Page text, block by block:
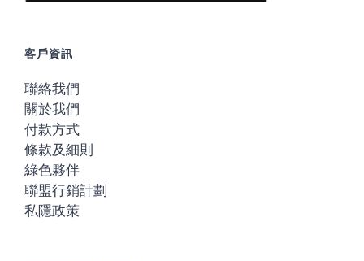
客戶資訊
聯絡我們
關於我們
付款方式
條款及細則
綠色夥伴
聯盟行銷計劃
私隱政策